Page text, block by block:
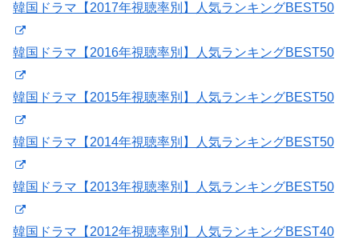
韓国ドラマ【2017年視聴率別】人気ランキングBEST50
韓国ドラマ【2016年視聴率別】人気ランキングBEST50
韓国ドラマ【2015年視聴率別】人気ランキングBEST50
韓国ドラマ【2014年視聴率別】人気ランキングBEST50
韓国ドラマ【2013年視聴率別】人気ランキングBEST50
韓国ドラマ【2012年視聴率別】人気ランキングBEST40